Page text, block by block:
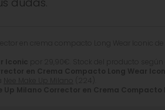
77510 (Ferric Ammonium